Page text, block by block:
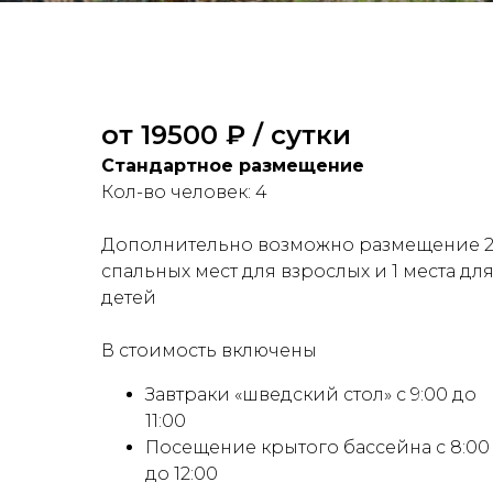
от 19500 ₽ / сутки
Стандартное размещение
Кол-во человек: 4
Дополнительно возможно размещение 2
спальных мест для взрослых и 1 места для
детей
В стоимость включены
Завтраки «шведский стол» с 9:00 до
11:00
Посещение крытого бассейна с 8:00
до 12:00